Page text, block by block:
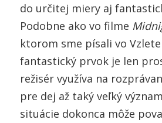
do určitej miery aj
Podobne ako vo filme
ktorom sme písali vo Vzlete
fantastický prvok je len
režisér využíva na
pre dej až taký veľký
situácie dokonca môže